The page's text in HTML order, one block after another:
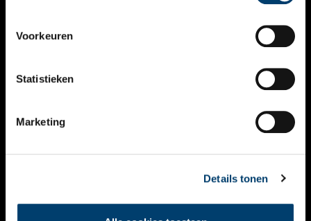
Voorkeuren
Statistieken
Marketing
Details tonen
KALENDER
THEMA’S
VIDEO’S
CONTACT